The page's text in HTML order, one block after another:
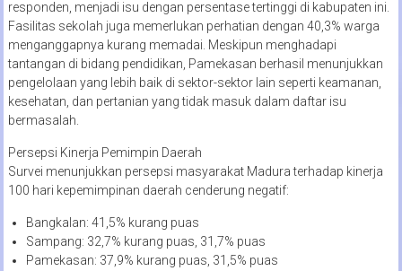
responden, menjadi isu dengan persentase tertinggi di kabupaten ini.
Fasilitas sekolah juga memerlukan perhatian dengan 40,3% warga
menganggapnya kurang memadai. Meskipun menghadapi
tantangan di bidang pendidikan, Pamekasan berhasil menunjukkan
pengelolaan yang lebih baik di sektor-sektor lain seperti keamanan,
kesehatan, dan pertanian yang tidak masuk dalam daftar isu
bermasalah.
Persepsi Kinerja Pemimpin Daerah
Survei menunjukkan persepsi masyarakat Madura terhadap kinerja
100 hari kepemimpinan daerah cenderung negatif:
Bangkalan: 41,5% kurang puas
Sampang: 32,7% kurang puas, 31,7% puas
Pamekasan: 37,9% kurang puas, 31,5% puas